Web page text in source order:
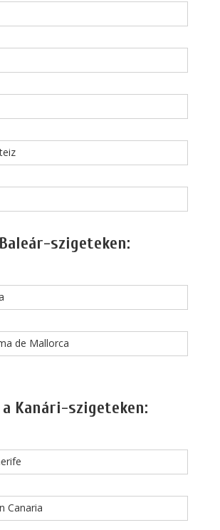
szigeteken:
de Mallorca
a Kanári-szigeteken:
Canaria